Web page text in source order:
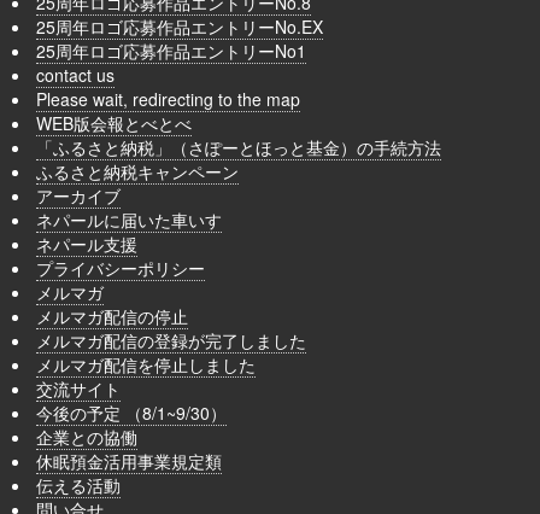
25周年ロゴ応募作品エントリーNo.EX
25周年ロゴ応募作品エントリーNo1
contact us
Please wait, redirecting to the map
WEB版会報とべとべ
「ふるさと納税」（さぽーとほっと基金）の手続方法
ふるさと納税キャンペーン
アーカイブ
ネパールに届いた車いす
ネパール支援
プライバシーポリシー
メルマガ
メルマガ配信の停止
メルマガ配信の登録が完了しました
メルマガ配信を停止しました
交流サイト
今後の予定 （8/1~9/30）
企業との協働
休眠預金活用事業規定類
伝える活動
問い合せ